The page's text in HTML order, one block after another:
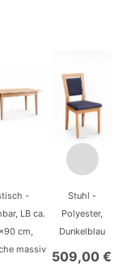
-
LB ca.
cm,
massiv
Stuhl -
Polyester,
Dunkelblau
509,00 €